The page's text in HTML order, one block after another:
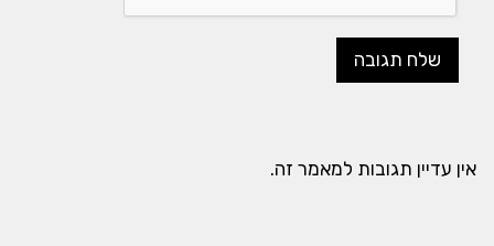
אין עדיין תגובות למאמר זה.